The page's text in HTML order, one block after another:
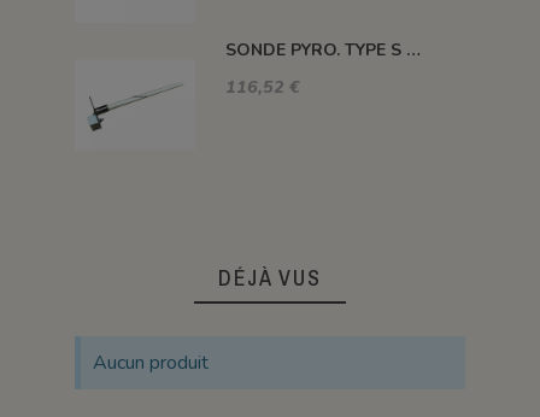
SONDE PYRO. TYPE S 1400° 120MM SANS TETE
116,52 €
DÉJÀ VUS
Aucun produit